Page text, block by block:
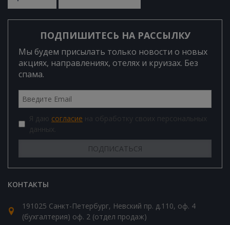
ПОДПИШИТЕСЬ НА РАССЫЛКУ
Мы будем присылать только новости о новых
акциях, направлениях, отелях и круизах. Без
спама.
Я даю согласие на обработку своих персональных
данных.
КОНТАКТЫ
191025 Санкт-Петербург, Невский пр. д.110, оф. 4
(бухгалтерия) оф. 2 (отдел продаж)